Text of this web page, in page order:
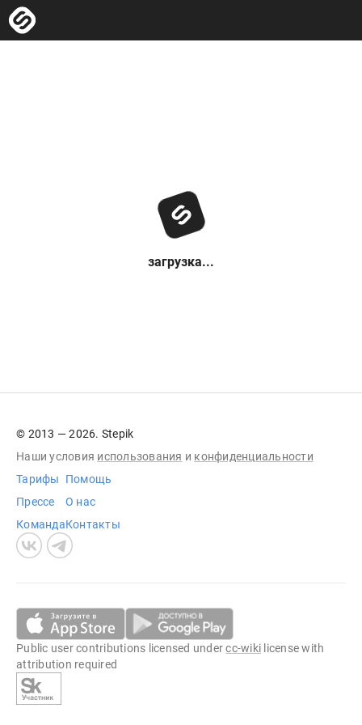
загрузка...
© 2013 — 2026. Stepik
Наши условия использования и конфиденциальности
Тарифы
Прессе
Команда
Помощь
О нас
Контакты
Public user contributions licensed undercc-wiki license with
attribution required